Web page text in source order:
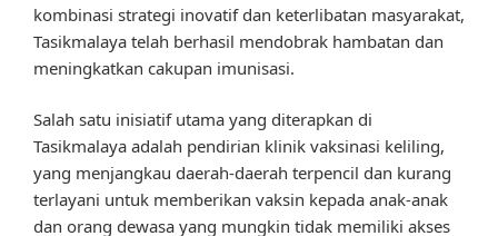
kombinasi strategi inovatif dan keterlibatan masyarakat,
Tasikmalaya telah berhasil mendobrak hambatan dan
meningkatkan cakupan imunisasi.
Salah satu inisiatif utama yang diterapkan di
Tasikmalaya adalah pendirian klinik vaksinasi keliling,
yang menjangkau daerah-daerah terpencil dan kurang
terlayani untuk memberikan vaksin kepada anak-anak
dan orang dewasa yang mungkin tidak memiliki akses